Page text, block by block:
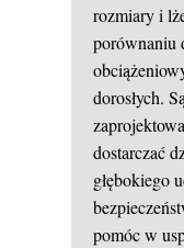
rozmiary i
porównaniu
dorosłych.
dostarczać
głębokiego
pomóc w